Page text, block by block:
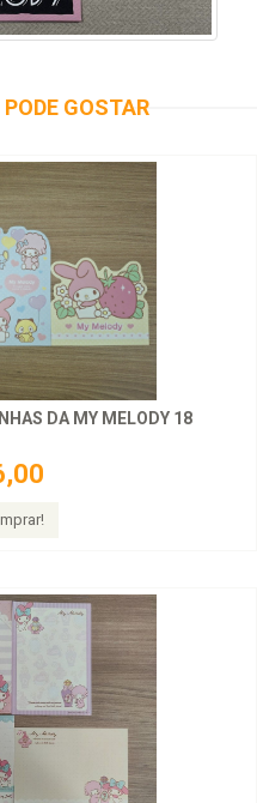
GOSTAR
DA MY MELODY 18